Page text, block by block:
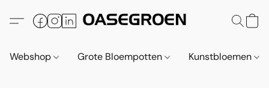
Webshop Grote Bloempotten Kunstbloemen